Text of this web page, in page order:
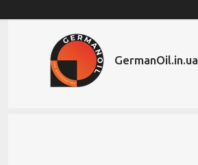
GermanOil.in.ua